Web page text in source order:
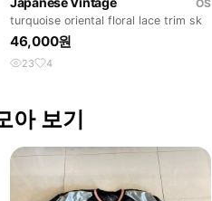
OS
turquoise oriental floral lace trim sk
46,000원
23 4
아 보기